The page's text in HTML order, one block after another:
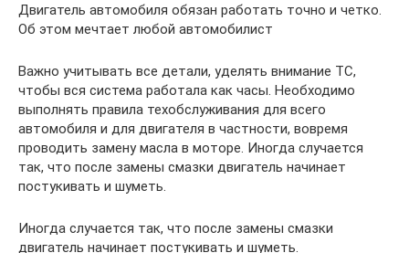
Двигатель автомобиля обязан работать точно и четко.
Об этом мечтает любой автомобилист
Важно учитывать все детали, уделять внимание ТС,
чтобы вся система работала как часы. Необходимо
выполнять правила техобслуживания для всего
автомобиля и для двигателя в частности, вовремя
проводить замену масла в моторе. Иногда случается
так, что после замены смазки двигатель начинает
постукивать и шуметь.
Иногда случается так, что после замены смазки
двигатель начинает постукивать и шуметь.